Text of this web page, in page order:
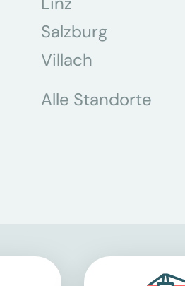
Salzburg
Villach
Alle Standorte